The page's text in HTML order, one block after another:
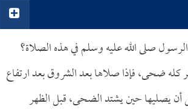
صلى الله عليه وسلم في هذه الصلاة؟
ضحى، فإذا صلاها بعد الشروق بعد ارتفاع
يصليها حين يشتد الضحى، قبل الظهر